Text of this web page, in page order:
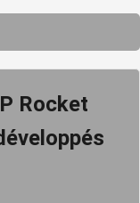
Rocket